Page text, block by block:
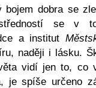
bojem dobra se
se v
a institut
naději i lásku.
vidí jen to, co
je spíše určeno